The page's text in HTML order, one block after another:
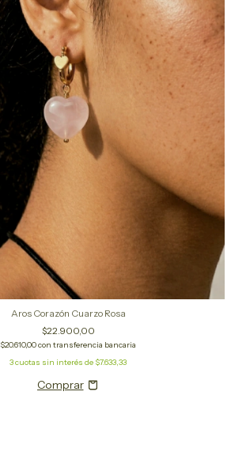
Aros Corazón Cuarzo Rosa
$22.900,00
$20.610,00con transferencia bancaria
3cuotas sin interés de $7.633,33